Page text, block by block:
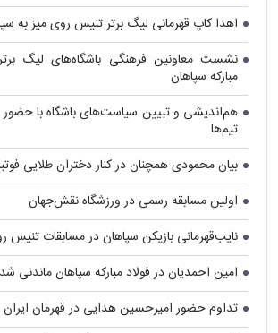
اهدا کاپ قهرمانی لیگ برتر تنیس روی میز به
نشست معاونین فرهنگی باشگاه‌های لیگ برتر
مبارکه سپاهان
هم‌اندیشی و تبیین سیاست‌های باشگاه با حضور
تیم‌ها
بیان محمودی همچنان در کنار دختران طلایی
اولین مسابقه رسمی در ورزشگاه نقش‌جهان
نایب‌قهرمانی بازیکن سپاهان در مسابقات تنیس
امین احمدیان در فولاد مبارکه سپاهان ماندنی شد
تداوم حضور امیرحسین هدایی در قهرمان ایران